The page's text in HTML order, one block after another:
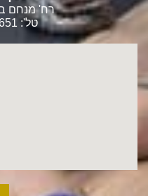
רח' מנחם בגין 65, תל
טל': 052-23-32-651